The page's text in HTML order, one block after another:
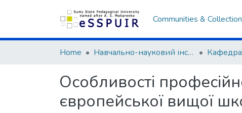
Communities &
Home Навчально-науковий інститут педагогіки і психології Кафедра
Особливості
європейської вищої